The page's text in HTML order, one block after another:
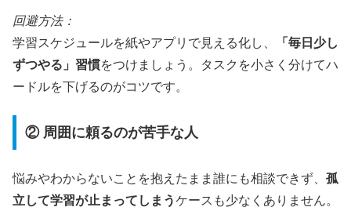
回避方法：
学習スケジュールを紙やアプリで見える化し、
「毎日少し
ずつやる」習慣をつけましょう。タスクを小さく分けてハ
ードルを下げるのがコツです。
② 周囲に頼るのが苦手な人
悩みやわからないことを抱えたまま誰にも相談できず、 孤
立して学習が止まってしまうケースも少なくありません。